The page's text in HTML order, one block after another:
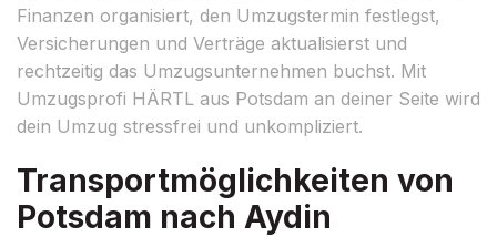
Finanzen organisiert, den Umzugstermin festlegst,
Versicherungen und Verträge aktualisierst und
rechtzeitig das Umzugsunternehmen buchst. Mit
Umzugsprofi HÄRTL aus Potsdam an deiner Seite wird
dein Umzug stressfrei und unkompliziert.
Transportmöglichkeiten von
Potsdam nach Aydin